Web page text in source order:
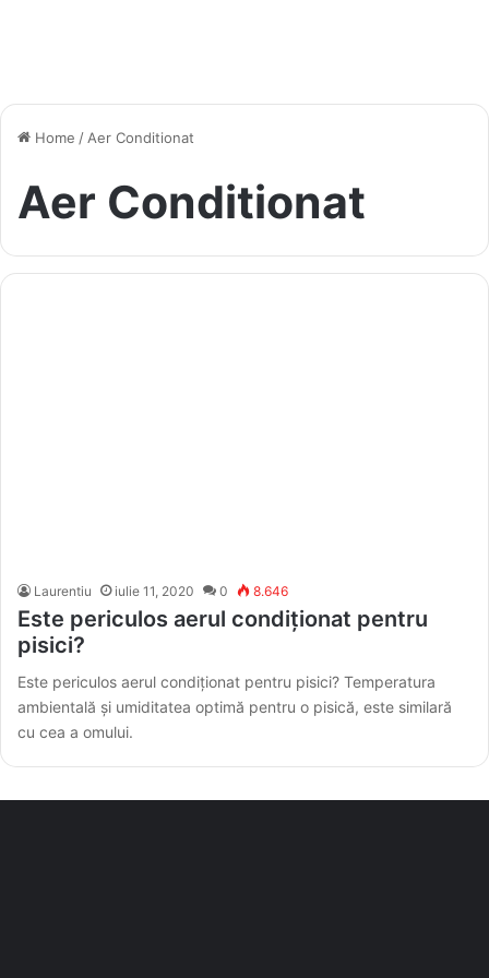
Home /Aer Conditionat
Aer Conditionat
Laurentiu iulie 11, 2020 0 8.646
Este periculos aerul condiționat pentru
pisici?
Este periculos aerul condiționat pentru pisici? Temperatura
ambientală și umiditatea optimă pentru o pisică, este similară
cu cea a omului.